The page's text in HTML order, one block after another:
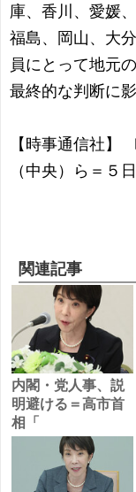
庫、香川、愛媛
福島、岡山、大
員にとって地元
最終的な判断に
【時事通信社】
（中央）ら＝５
関連記事
内閣・党人事、説
明避ける＝高市首
相「